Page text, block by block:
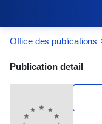
Office des publications
Publication
Publication detail